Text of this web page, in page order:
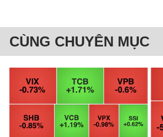
CÙNG CHUYÊN MỤC